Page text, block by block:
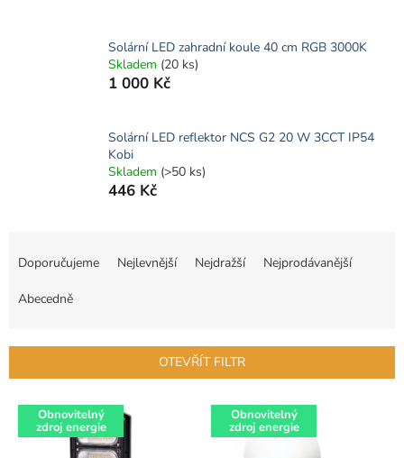
Solární LED zahradní koule 40 cm RGB 3000K
Skladem (20 ks)
1 000 Kč
Solární LED reflektor NCS G2 20 W 3CCT IP54
Kobi
Skladem (>50 ks)
446 Kč
í
r
Doporučujeme Nejlevnější Nejdražší Nejprodávanější
Abecedně
OTEVŘÍT FILTR
V
p
Obnovitelný
zdroj energie
Obnovitelný
zdroj energie